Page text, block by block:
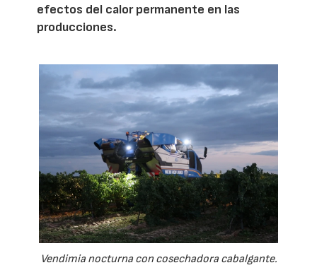
efectos del calor permanente en las
producciones.
Vendimia nocturna con cosechadora cabalgante.